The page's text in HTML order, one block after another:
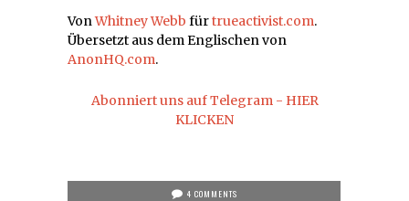
VonWhitney Webb fürtrueactivist.com.
Übersetzt aus dem Englischen von
AnonHQ.com.
Abonniert uns auf Telegram - HIER
KLICKEN
4 COMMENTS